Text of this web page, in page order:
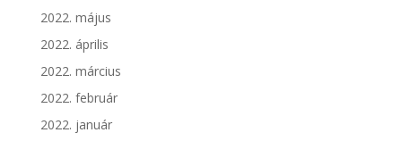
2022. május
2022. április
2022. március
2022. február
2022. január